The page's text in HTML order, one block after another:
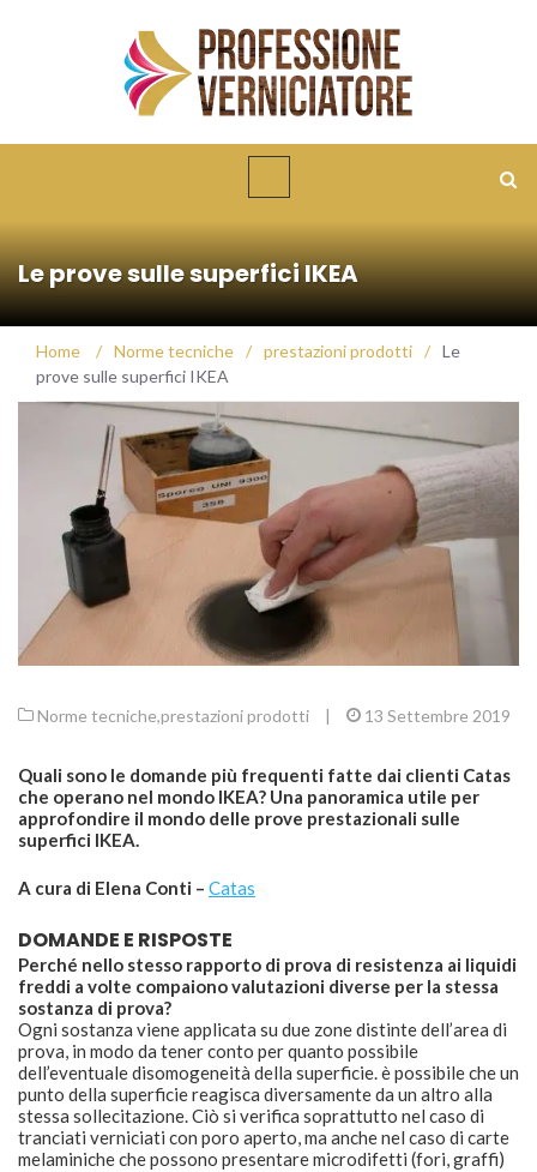
Le prove sulle superfici IKEA
Home / Norme tecniche / prestazioni prodotti / Le
prove sulle superfici IKEA
Norme tecniche,prestazioni prodotti | 13 Settembre 2019
Quali sono le domande più frequenti fatte dai clienti Catas
che operano nel mondo IKEA? Una panoramica utile per
approfondire il mondo delle prove prestazionali sulle
superfici IKEA.
A cura di Elena Conti – Catas
DOMANDE E RISPOSTE
Perché nello stesso rapporto di prova di resistenza ai liquidi
freddi a volte compaiono valutazioni diverse per la stessa
sostanza di prova?
Ogni sostanza viene applicata su due zone distinte dell’area di
prova, in modo da tener conto per quanto possibile
dell’eventuale disomogeneità della superficie. è possibile che un
punto della superficie reagisca diversamente da un altro alla
stessa sollecitazione. Ciò si verifica soprattutto nel caso di
tranciati verniciati con poro aperto, ma anche nel caso di carte
melaminiche che possono presentare microdifetti (fori, graffi)